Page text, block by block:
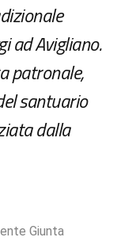
ad Avigliano.
patronale,
santuario
dalla
Giunta